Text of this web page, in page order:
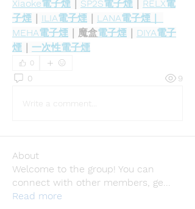
Xiaoke電子煙 SP2S電子煙 RELX電
子煙
ILIA電子煙
LANA電子煙｜
MEHA電子煙 ｜魔盒電子煙
DIYA電子
煙
一次性電子煙
0
0 9
Write a comment...
About
Welcome to the group! You can
connect with other members, ge...
Read more